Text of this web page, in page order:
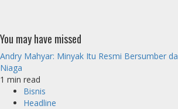
You may have missed
Andry Mahyar: Minyak Itu Resmi Bersumber
Niaga
1 min read
Bisnis
Headline